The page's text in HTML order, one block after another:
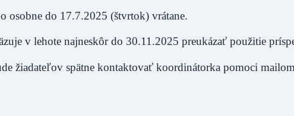
osobne do 17.7.2025 (štvrtok) vrátane.
v lehote najneskôr do 30.11.2025 preukázať použitie
žiadateľov spätne kontaktovať koordinátorka pomoci